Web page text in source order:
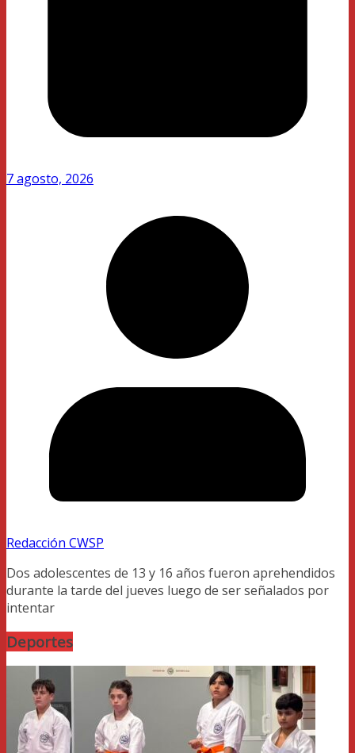
7 agosto, 2026
Redacción CWSP
Dos adolescentes de 13 y 16 años fueron aprehendidos
durante la tarde del jueves luego de ser señalados por
intentar
Deportes